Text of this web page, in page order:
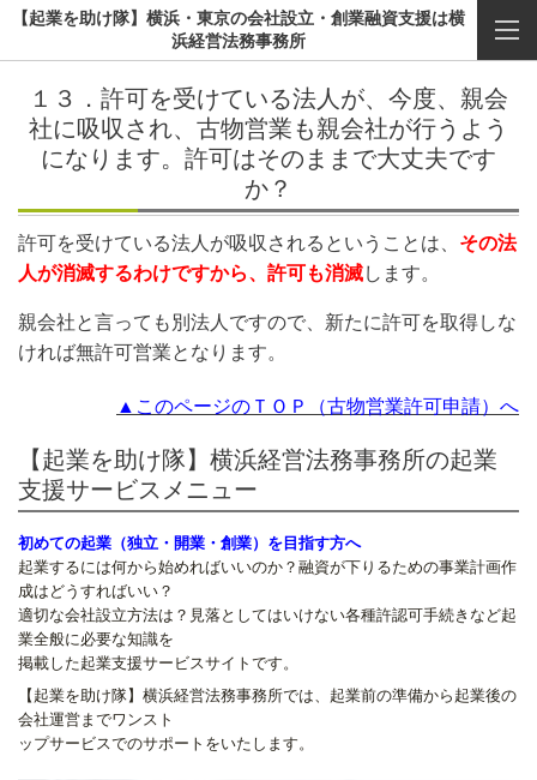
【起業を助け隊】横浜・東京の会社設立・創業融資支援は横
浜経営法務事務所
１３．許可を受けている法人が、今度、親会
社に吸収され、古物営業も親会社が行うよう
になります。許可はそのままで大丈夫です
か？
許可を受けている法人が吸収されるということは、 その法
人が消滅するわけですから、許可も消滅します。
親会社と言っても別法人ですので、新たに許可を取得しな
ければ無許可営業となります。
▲このページのＴＯＰ（古物営業許可申請）へ
【起業を助け隊】横浜経営法務事務所の起業
支援サービスメニュー
初めての起業（独立・開業・創業）を目指す方へ
起業するには何から始めればいいのか？融資が下りるための事業計画作
成はどうすればいい？
適切な会社設立方法は？見落としてはいけない各種許認可手続きなど起
業全般に必要な知識を
掲載した起業支援サービスサイトです。
【起業を助け隊】横浜経営法務事務所では、起業前の準備から起業後の
会社運営までワンスト
ップサービスでのサポートをいたします。